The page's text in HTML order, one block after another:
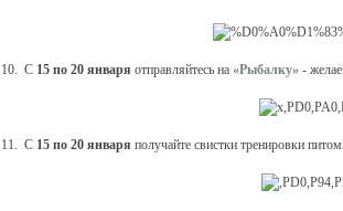
10. С 15 по 20 января отправляйтесь на «Рыбалку» -
11. С 15 по 20 января получайте свистки тренировки